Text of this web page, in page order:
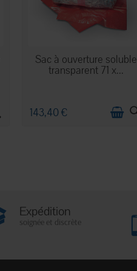
EN STOCK
Sac à ouverture soluble
transparent 71 x...
143,40 €
Expédition
soignée et discrète